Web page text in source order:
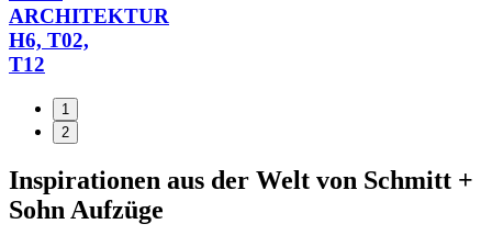
ARCHITEKTUR
H6, T02,
T12
1
2
Inspirationen aus der Welt von Schmitt +
Sohn Aufzüge